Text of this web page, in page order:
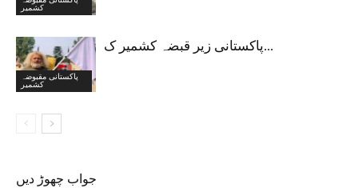
کشمیر
پاکستانی مقبوضہ
کشمیر
پاکستانی زیر قبضہ کشمیر ک...
جواب چھوڑ دیں